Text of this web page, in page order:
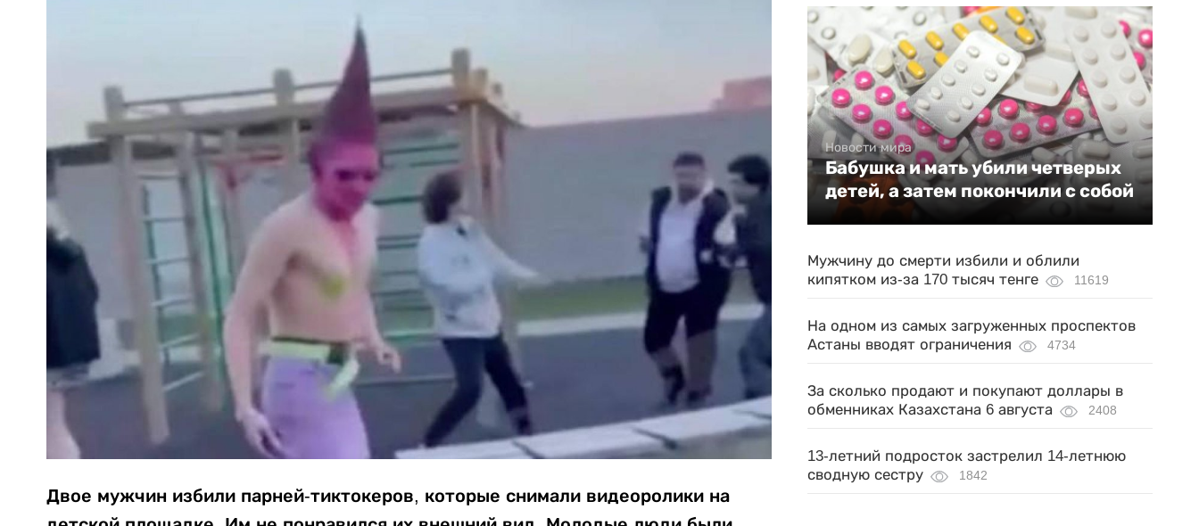
Двое мужчин избили парней-тиктокеров, которые снимали видеоролики на
Новости мира
Бабушка и мать убили четверых
детей, а затем покончили с собой
Мужчину до смерти избили и облили
кипятком из-за 170 тысяч тенге
11619
На одном из самых загруженных проспектов
Астаны вводят ограничения
4734
За сколько продают и покупают доллары в
обменниках Казахстана 6 августа
2408
13-летний подросток застрелил 14-летнюю
сводную сестру
1842